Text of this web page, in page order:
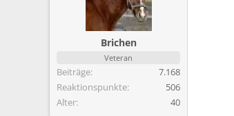
Brichen
Veteran
Beiträge
7.168
Reaktionspunkte
506
Alter
40